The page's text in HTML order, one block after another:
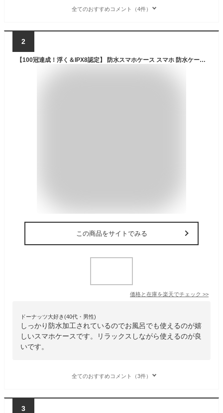
全てのおすすめコメント（4件）
2
【100冠達成！浮く＆IPX8認定】 防水スマホケース スマホ 防水ケース 水中撮影 大画面 7.2インチ対応 スマホ 防水ケース 浮く 大型 防水ポーチ iPhone Android 水中撮影 お風呂 海 温泉 プール 顔認証対応 ネックストラップ付き 安心保護
この商品をサイトでみる
価格と在庫を楽天でチェック >>
ドーナッツ大好き(40代・男性)
しっかり防水加工されているのでお風呂でも使えるのが嬉
しいスマホケースです。リラックスしながら使えるのが良
いです。
全てのおすすめコメント（3件）
3